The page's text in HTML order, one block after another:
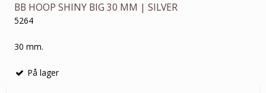
BB HOOP SHINY BIG 30 MM | SILVER
5264
30 mm.
På lager